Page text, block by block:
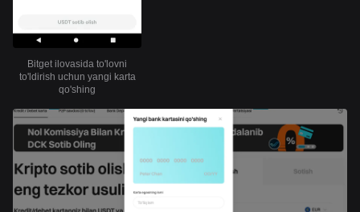
Bitget ilovasida to'lovni
to'ldirish uchun yangi karta
qo'shing